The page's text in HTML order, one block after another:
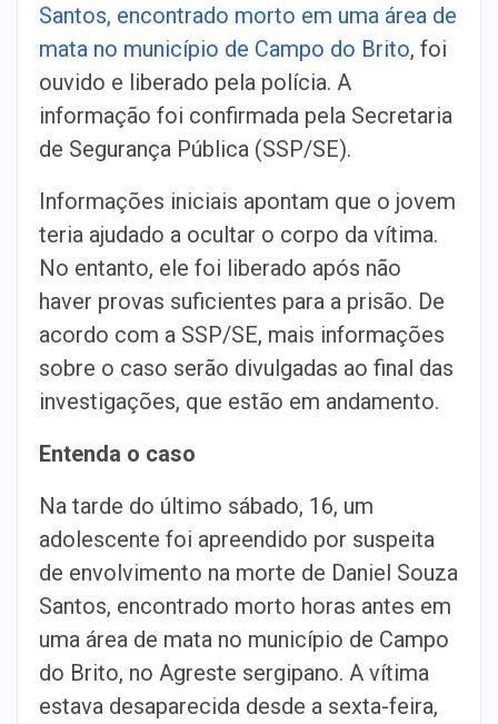
Santos, encontrado morto em uma área de
mata no município de Campo do Brito, foi
ouvido e liberado pela polícia. A
informação foi confirmada pela Secretaria
de Segurança Pública (SSP/SE).
Informações iniciais apontam que o jovem
teria ajudado a ocultar o corpo da vítima.
No entanto, ele foi liberado após não
haver provas suficientes para a prisão. De
acordo com a SSP/SE, mais informações
sobre o caso serão divulgadas ao final das
investigações, que estão em andamento.
Entenda o caso
Na tarde do último sábado, 16, um
adolescente foi apreendido por suspeita
de envolvimento na morte de Daniel Souza
Santos, encontrado morto horas antes em
uma área de mata no município de Campo
do Brito, no Agreste sergipano. A vítima
estava desaparecida desde a sexta-feira,